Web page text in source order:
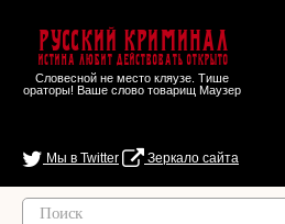
Русский Криминал
Истина любит действовать открыто
Словесной не место кляузе. Тише
ораторы! Ваше слово товарищ Маузер
Мы в Twitter Зеркало сайта